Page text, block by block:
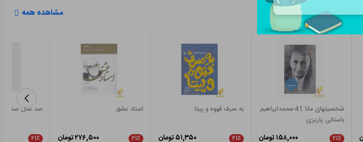
مشاهده همه
شخصیتهای مانا 41-محمدایراهیم
باستانی پاریزی
۲۱٪
۱۵۸,۰۰۰ تومان
به صرف قهوه و پیتا
۲۱٪
۵۱,۳۵۰ تومان
استاد عشق
۲۱٪
۲۷۶,۵۰۰ تومان
صد سال صد
۲۱٪